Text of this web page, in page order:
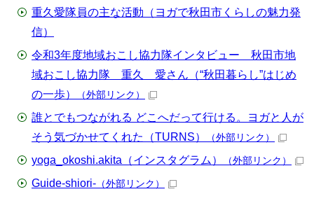
重久愛隊員の主な活動（ヨガで秋田市くらしの魅力発
信）
令和3年度地域おこし協力隊インタビュー 秋田市地
域おこし協力隊 重久 愛さん（“秋田暮らし”はじめ
の一歩）
（外部リンク）
誰とでもつながれる どこへだって行ける。ヨガと人が
そう気づかせてくれた（TURNS）
（外部リンク）
yoga_okoshi.akita（インスタグラム） （外部リンク）
Guide-shiori- （外部リンク）